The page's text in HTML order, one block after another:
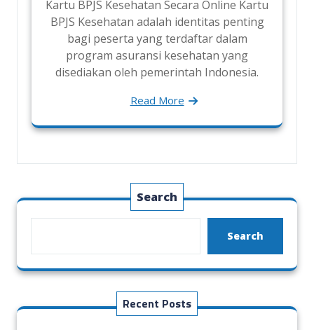
Kartu BPJS Kesehatan Secara Online Kartu
BPJS Kesehatan adalah identitas penting
bagi peserta yang terdaftar dalam
program asuransi kesehatan yang
disediakan oleh pemerintah Indonesia.
Read More
Search
Search
Recent Posts